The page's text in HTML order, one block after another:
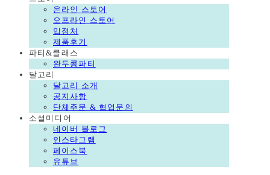
온라인 스토어
오프라인 스토어
입점처
제품후기
파티&클래스
완두콩파티
달고리
달고리 소개
공지사항
단체주문 & 협업문의
소셜미디어
네이버 블로그
인스타그램
페이스북
유튜브